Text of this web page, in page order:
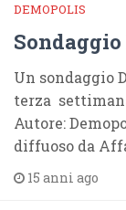
DEMOPOLIS
Sondaggio
Un sondaggio
terza
Autore:
diffuoso da
15 anni ago